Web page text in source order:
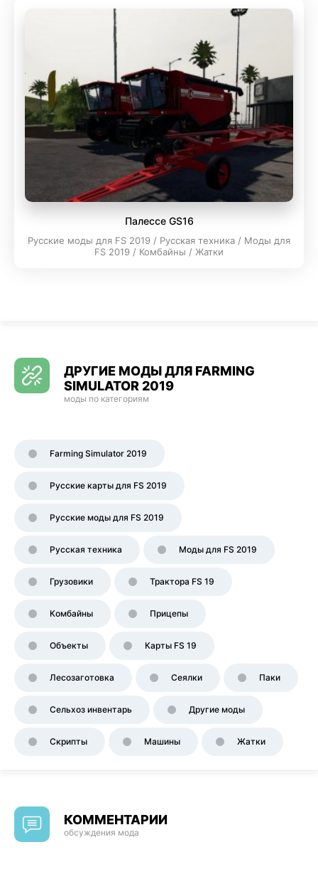
Палессе GS16
Русские моды для FS 2019 / Русская техника / Моды для
FS 2019 / Комбайны / Жатки
ДРУГИЕ МОДЫ ДЛЯ FARMING
SIMULATOR 2019
моды по категориям
Farming Simulator 2019
Русские карты для FS 2019
Русские моды для FS 2019
Русская техника Моды для FS 2019
Грузовики Трактора FS 19
Комбайны Прицепы
Объекты Карты FS 19
Лесозаготовка Сеялки Паки
Сельхоз инвентарь Другие моды
Скрипты Машины Жатки
КОММЕНТАРИИ
обсуждения мода